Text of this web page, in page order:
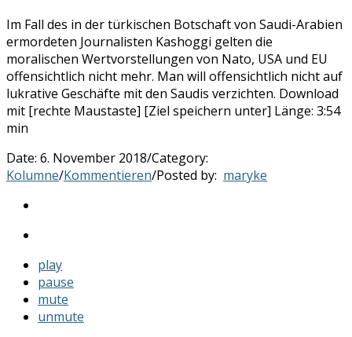
Im Fall des in der türkischen Botschaft von Saudi-Arabien
ermordeten Journalisten Kashoggi gelten die
moralischen Wertvorstellungen von Nato, USA und EU
offensichtlich nicht mehr. Man will offensichtlich nicht auf
lukrative Geschäfte mit den Saudis verzichten. Download
mit [rechte Maustaste] [Ziel speichern unter] Länge: 3:54
min
Date: 6. November 2018/Category:
Kolumne/Kommentieren/Posted by: maryke
play
pause
mute
unmute